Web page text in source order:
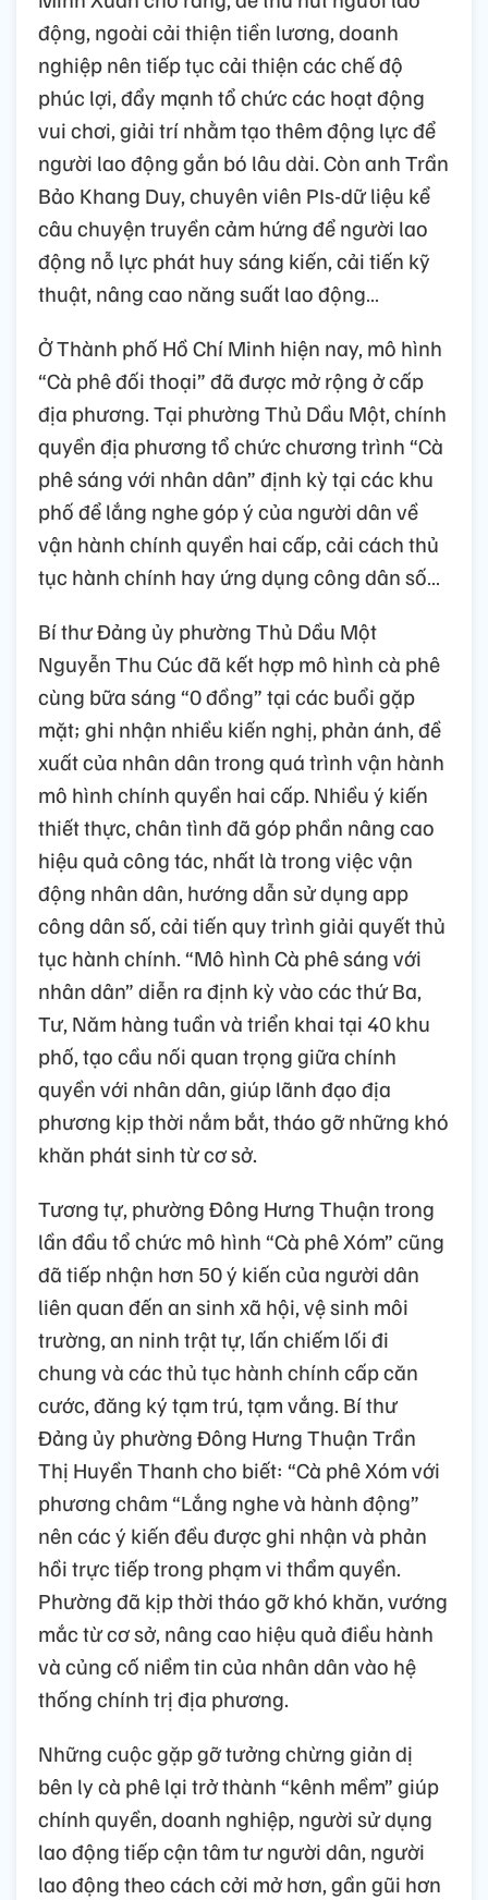
động, ngoài cải thiện tiền lương, doanh
nghiệp nên tiếp tục cải thiện các chế độ
phúc lợi, đẩy mạnh tổ chức các hoạt động
vui chơi, giải trí nhằm tạo thêm động lực để
người lao động gắn bó lâu dài. Còn anh Trần
Bảo Khang Duy, chuyên viên PIs-dữ liệu kể
câu chuyện truyền cảm hứng để người lao
động nỗ lực phát huy sáng kiến, cải tiến kỹ
thuật, nâng cao năng suất lao động…
Ở Thành phố Hồ Chí Minh hiện nay, mô hình
“Cà phê đối thoại” đã được mở rộng ở cấp
địa phương. Tại phường Thủ Dầu Một, chính
quyền địa phương tổ chức chương trình “Cà
phê sáng với nhân dân” định kỳ tại các khu
phố để lắng nghe góp ý của người dân về
vận hành chính quyền hai cấp, cải cách thủ
tục hành chính hay ứng dụng công dân số…
Bí thư Đảng ủy phường Thủ Dầu Một
Nguyễn Thu Cúc đã kết hợp mô hình cà phê
cùng bữa sáng “0 đồng” tại các buổi gặp
mặt; ghi nhận nhiều kiến nghị, phản ánh, đề
xuất của nhân dân trong quá trình vận hành
mô hình chính quyền hai cấp. Nhiều ý kiến
thiết thực, chân tình đã góp phần nâng cao
hiệu quả công tác, nhất là trong việc vận
động nhân dân, hướng dẫn sử dụng app
công dân số, cải tiến quy trình giải quyết thủ
tục hành chính. “Mô hình Cà phê sáng với
nhân dân” diễn ra định kỳ vào các thứ Ba,
Tư, Năm hàng tuần và triển khai tại 40 khu
phố, tạo cầu nối quan trọng giữa chính
quyền với nhân dân, giúp lãnh đạo địa
phương kịp thời nắm bắt, tháo gỡ những khó
khăn phát sinh từ cơ sở.
Tương tự, phường Đông Hưng Thuận trong
lần đầu tổ chức mô hình “Cà phê Xóm” cũng
đã tiếp nhận hơn 50 ý kiến của người dân
liên quan đến an sinh xã hội, vệ sinh môi
trường, an ninh trật tự, lấn chiếm lối đi
chung và các thủ tục hành chính cấp căn
cước, đăng ký tạm trú, tạm vắng. Bí thư
Đảng ủy phường Đông Hưng Thuận Trần
Thị Huyền Thanh cho biết: “Cà phê Xóm với
phương châm “Lắng nghe và hành động”
nên các ý kiến đều được ghi nhận và phản
hồi trực tiếp trong phạm vi thẩm quyền.
Phường đã kịp thời tháo gỡ khó khăn, vướng
mắc từ cơ sở, nâng cao hiệu quả điều hành
và củng cố niềm tin của nhân dân vào hệ
thống chính trị địa phương.
Những cuộc gặp gỡ tưởng chừng giản dị
bên ly cà phê lại trở thành “kênh mềm” giúp
chính quyền, doanh nghiệp, người sử dụng
lao động tiếp cận tâm tư người dân, người
lao động theo cách cởi mở hơn, gần gũi hơn